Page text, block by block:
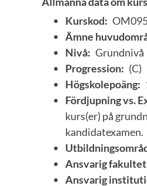
Kurskod:
Ämne
Nivå: Grundnivå
Progression: (C)
Högskolepoäng:
Fördjupning vs.
kurs(er) på
kandidatexamen.
Ansvarig
Ansvarig